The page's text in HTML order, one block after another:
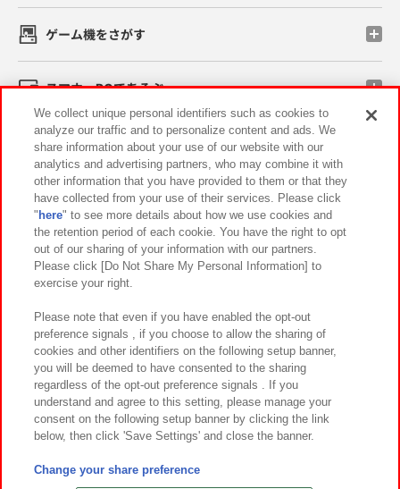
ゲーム機をさがす
スマホ・PCであそぶ
イベント・キャンペーン
関連会社 サステナビリティ サイトポリシー
プライバシーポリシー ウェブアクセシビリティ方針と検証結果
お取引先さまとともに
カスタマーハラスメント対応方針 よくあるご質問・お問い合わせ
©Bandai Namco Amusement Inc.
©Bandai Namco Amusement Lab Inc.
We collect unique personal identifiers such as cookies to
analyze our traffic and to personalize content and ads. We
share information about your use of our website with our
analytics and advertising partners, who may combine it with
other information that you have provided to them or that they
have collected from your use of their services. Please click
" here" to see more details about how we use cookies and
the retention period of each cookie. You have the right to opt
out of our sharing of your information with our partners.
Please click [Do Not Share My Personal Information] to
exercise your right.
Please note that even if you have enabled the opt-out
preference signals , if you choose to allow the sharing of
cookies and other identifiers on the following setup banner,
you will be deemed to have consented to the sharing
regardless of the opt-out preference signals . If you
understand and agree to this setting, please manage your
consent on the following setup banner by clicking the link
below, then click 'Save Settings' and close the banner.
Change your share preference